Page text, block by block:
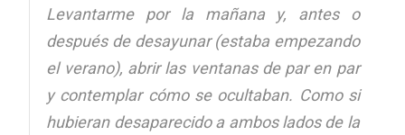
Levantarme por la mañana y, antes o
después de desayunar (estaba empezando
el verano), abrir las ventanas de par en par
y contemplar cómo se ocultaban. Como si
hubieran desaparecido a ambos lados de la